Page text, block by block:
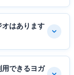
はあります
できるヨガ